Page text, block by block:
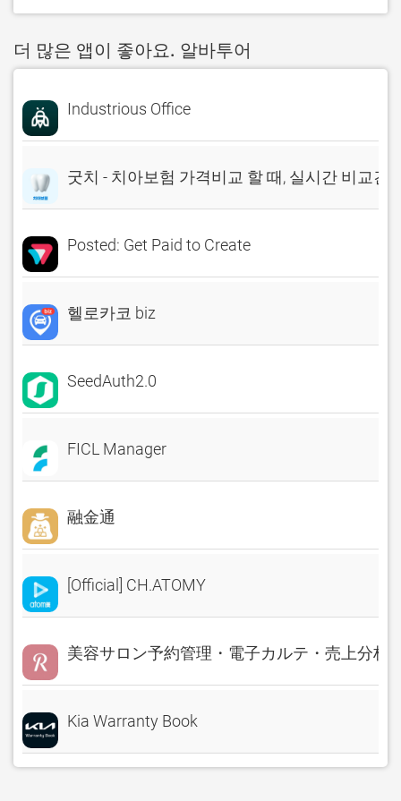
더 많은 앱이 좋아요. 알바투어
Industrious Office
굿치 - 치아보험 가격비교 할 때, 실시간 비교견
Posted: Get Paid to Create
헬로카코 biz
SeedAuth2.0
FICL Manager
融金通
[Official] CH.ATOMY
美容サロン予約管理・電子カルテ・売上分析
Kia Warranty Book